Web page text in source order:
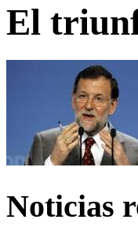
El
Noticias